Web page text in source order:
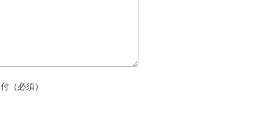
（必須）